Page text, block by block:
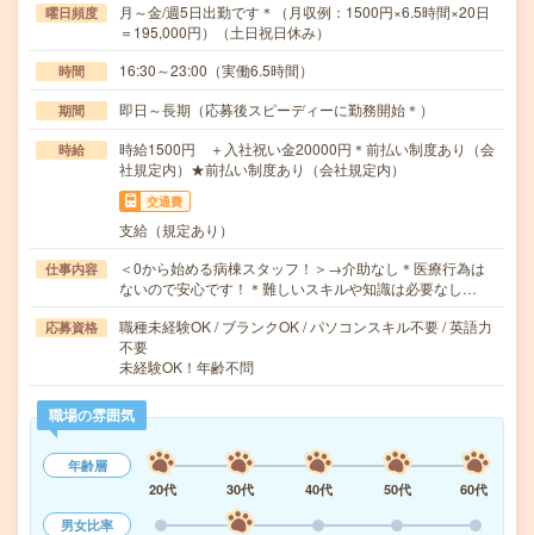
曜日頻度
月～金/週5日出勤です＊（月収例：1500円×6.5時間×20日
＝195,000円）（土日祝日休み）
時間 16:30～23:00（実働6.5時間）
期間 即日～長期（応募後スピーディーに勤務開始＊）
時給
時給1500円 ＋入社祝い金20000円＊前払い制度あり（会
社規定内）★前払い制度あり（会社規定内）
交通費
支給（規定あり）
仕事内容
＜0から始める病棟スタッフ！＞→介助なし＊医療行為は
ないので安心です！＊難しいスキルや知識は必要なし…
応募資格
職種未経験OK / ブランクOK / パソコンスキル不要 / 英語力
不要
未経験OK！年齢不問
職場の雰囲気
年齢層
20代
30代 40代 50代
60代
男女比率